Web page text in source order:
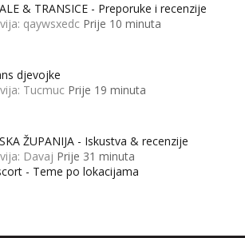
& TRANSICE - Preporuke i recenzije
qaywsxedc Prije 10 minuta
djevojke
Tucmuc Prije 19 minuta
ŽUPANIJA - Iskustva & recenzije
Davaj Prije 31 minuta
- Teme po lokacijama